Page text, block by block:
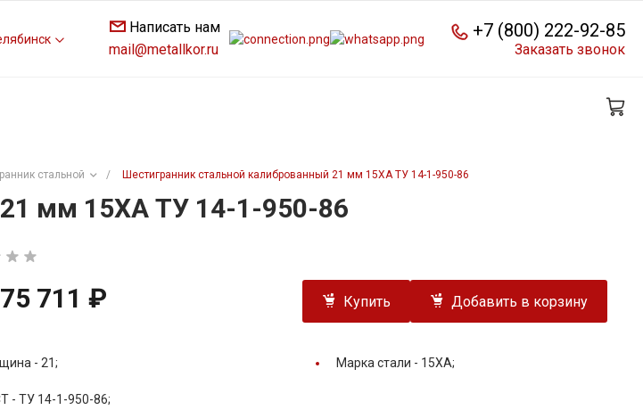
Написать нам
mail@metallkor.ru
+7 (800) 222-92-85
Заказать звонок
стальной / Шестигранник стальной калиброванный 21 мм 15ХА ТУ 14-1-950-86
мм 15ХА ТУ 14-1-950-86
711 ₽ Купить Добавить в корзину
- 21; Марка стали - 15ХА;
- ТУ 14-1-950-86;